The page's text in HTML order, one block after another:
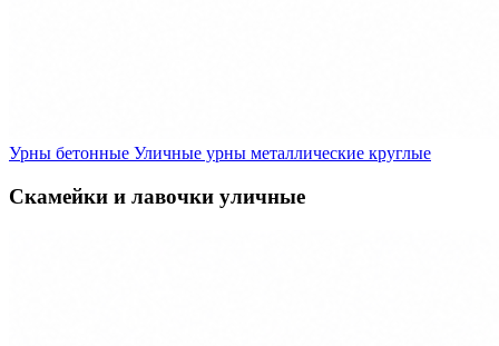
Урны бетонные Уличные урны металлические круглые
Скамейки и лавочки уличные